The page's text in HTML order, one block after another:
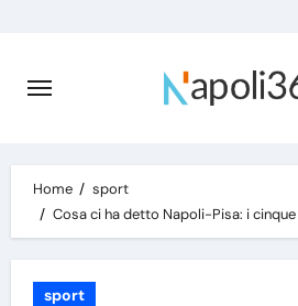
content
Home
sport
Cosa ci ha detto Napoli-Pisa: i
sport